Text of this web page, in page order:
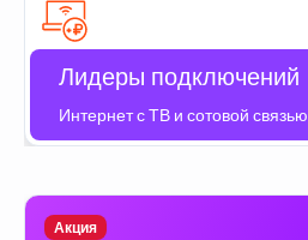
Лидеры подключений
Интернет с ТВ и сотовой связью
Акция